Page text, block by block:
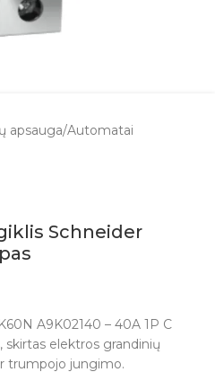
apsauga/Automatai
Schneider
A9K02140 – 40A 1P C
elektros grandinių
trumpojo jungimo.